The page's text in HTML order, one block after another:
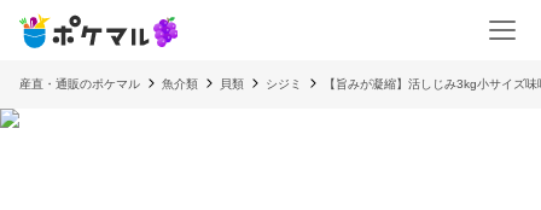
産直・通販のポケマル 魚介類 貝類 シジミ 【旨みが凝縮】活しじみ3kg小サイズ